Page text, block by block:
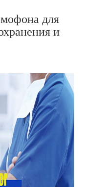
для
и